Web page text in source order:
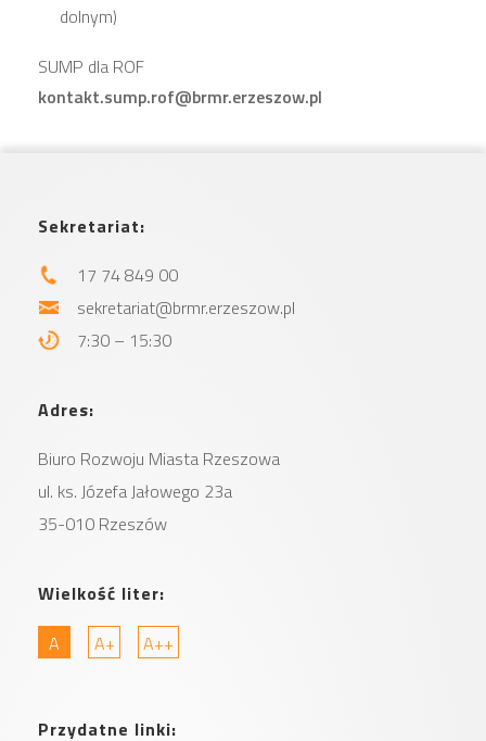
dolnym)
SUMP dla ROF
kontakt.sump.rof@brmr.erzeszow.pl
Sekretariat:
17 74 849 00
sekretariat@brmr.erzeszow.pl
7:30 – 15:30
Adres:
Biuro Rozwoju Miasta Rzeszowa
ul. ks. Józefa Jałowego 23a
35-010 Rzeszów
Wielkość liter:
A
A+ A++
Przydatne linki: